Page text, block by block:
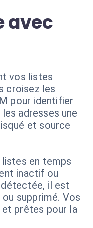
avec
vos listes
croisez les
pour identifier
adresses une
et source
en temps
inactif ou
il est
supprimé. Vos
prêtes pour la